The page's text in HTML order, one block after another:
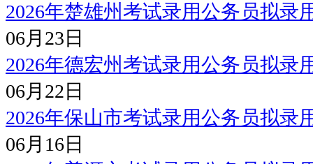
2026年楚雄州考试录用公务员拟录
06月23日
2026年德宏州考试录用公务员拟录
06月22日
2026年保山市考试录用公务员拟录
06月16日